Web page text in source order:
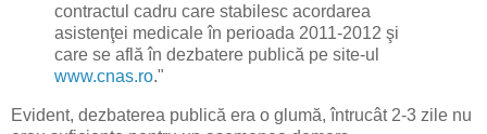
contractul cadru care stabilesc acordarea
asistenţei medicale în perioada 2011-2012 şi
care se află în dezbatere publică pe site-ul
www.cnas.ro."
Evident, dezbaterea publică era o glumă, întrucât 2-3 zile nu